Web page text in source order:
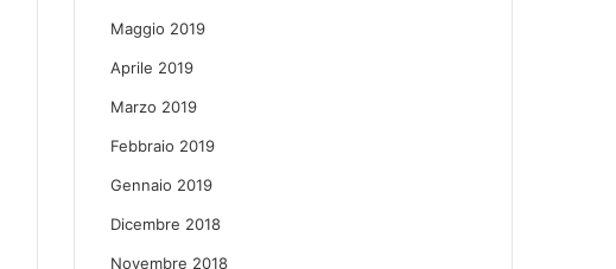
Maggio 2019
Aprile 2019
Marzo 2019
Febbraio 2019
Gennaio 2019
Dicembre 2018
Novembre 2018